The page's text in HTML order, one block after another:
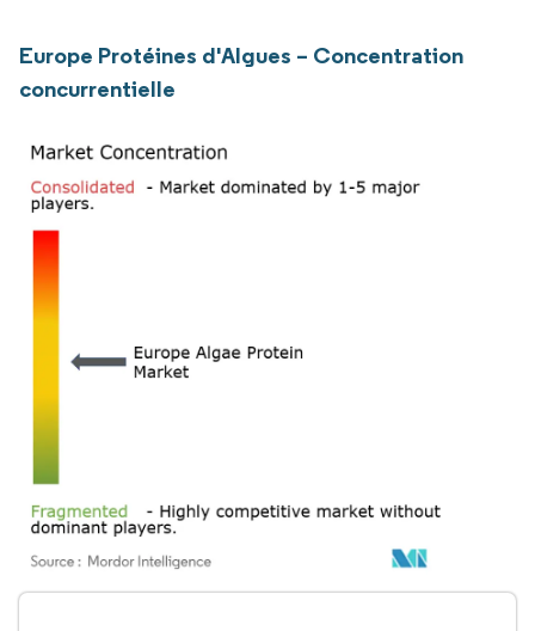
Europe Protéines d'Algues – Concentration
concurrentielle